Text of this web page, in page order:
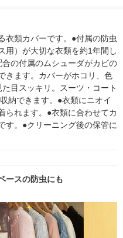
衣類カバーです。●付属の防虫
用）が大切な衣類を約1年間し
の付属のムシューダがカビの
きます。カバーがホコリ、色
目スッキリ。スーツ・コート
納できます。●衣類にニオイ
られます。●衣類に合わせてカ
す。●クリーニング後の保管に
ースの防虫にも